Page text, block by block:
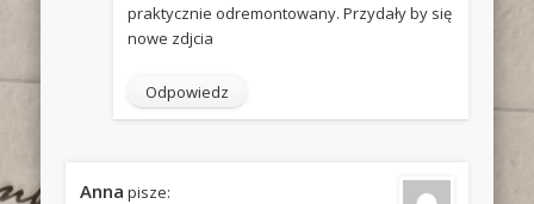
praktycznie odremontowany. Przydały by się
nowe zdjcia
Odpowiedz
Anna pisze: